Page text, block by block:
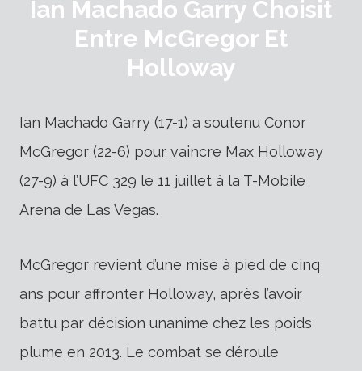
Ian Machado Garry Choisit
Entre McGregor Et
Holloway
Ian Machado Garry (17-1) a soutenu Conor
McGregor (22-6) pour vaincre Max Holloway
(27-9) à l’UFC 329 le 11 juillet à la T-Mobile
Arena de Las Vegas.
McGregor revient d’une mise à pied de cinq
ans pour affronter Holloway, après l’avoir
battu par décision unanime chez les poids
plume en 2013. Le combat se déroule